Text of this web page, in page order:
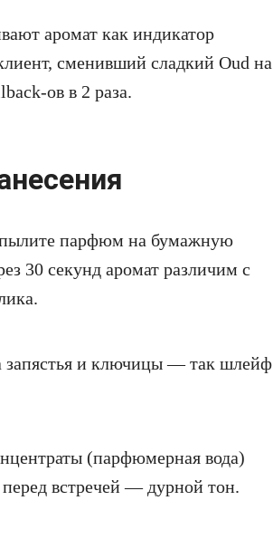
аромат как индикатор
сменивший сладкий Oud на
ов в 2 раза.
парфюм на бумажную
30 секунд аромат различим с
запястья и ключицы — так шлейф
(парфюмерная вода)
встречей — дурной тон.